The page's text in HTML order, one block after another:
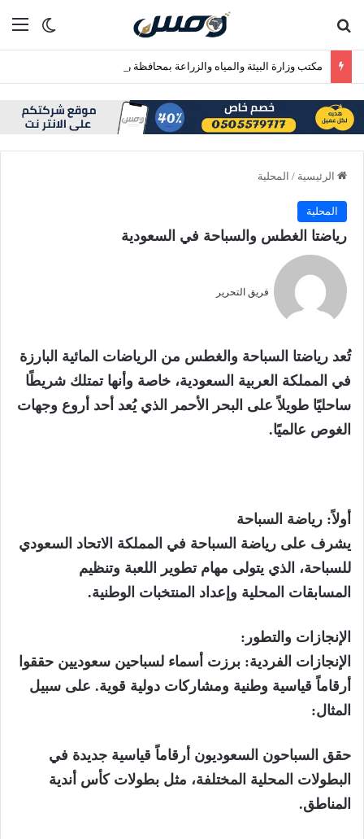
الوضع
الرئيسية / المحلية
المحلية
رياضتا الغطس والسباحة في السعودية
فريق التحرير
تُعد رياضتا السباحة والغطس من الرياضات المائية البارزة
في المملكة العربية السعودية، خاصة وأنها تمتلك شريطًا
ساحليًا طويلاً على البحر الأحمر الذي يُعد أحد أروع وجهات
الغوص عالميًا.
أولاً: رياضة السباحة
يشرف على رياضة السباحة في المملكة الاتحاد السعودي
للسباحة، الذي يتولى مهام تطوير اللعبة وتنظيم
المسابقات المحلية وإعداد المنتخبات الوطنية.
الإنجازات والتطور:
الإنجازات الفردية: برزت أسماء لسباحين سعوديين حققوا
أرقاماً قياسية وطنية ومشاركات دولية قوية. على سبيل
المثال:
حقق السباحون السعوديون أرقاماً قياسية جديدة في
البطولات المحلية المختلفة، مثل بطولات كأس أندية
المناطق.